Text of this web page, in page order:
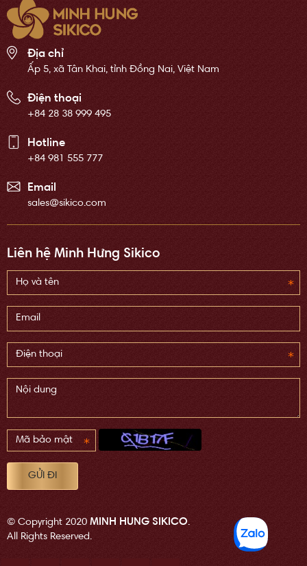
Địa chỉ
Ấp 5, xã Tân Khai, tỉnh Đồng Nai, Việt Nam
Điện thoại
+84 28 38 999 495
Hotline
+84 981 555 777
Email
sales@sikico.com
Liên hệ Minh Hưng Sikico
© Copyright 2020 MINH HUNG SIKICO.
All Rights Reserved.